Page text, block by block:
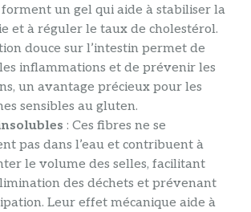
forment un gel qui aide à stabiliser la
et à réguler le taux de cholestérol.
douce sur l’intestin permet de
inflammations et de prévenir les
un avantage précieux pour les
sensibles au gluten.
: Ces fibres ne se
pas dans l’eau et contribuent à
le volume des selles, facilitant
des déchets et prévenant
Leur effet mécanique aide à